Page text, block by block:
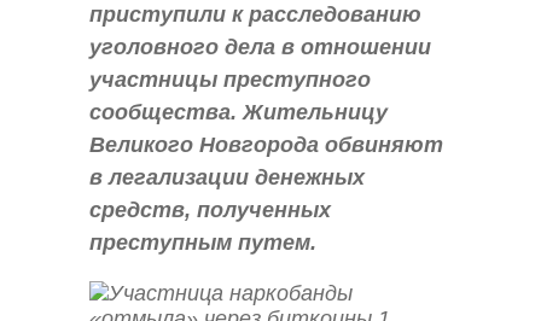
приступили к расследованию
уголовного дела в отношении
участницы преступного
сообщества. Жительницу
Великого Новгорода обвиняют
в легализации денежных
средств, полученных
преступным путем.